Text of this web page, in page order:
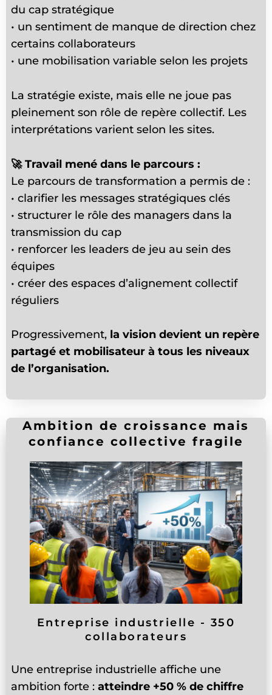
du cap stratégique
• un sentiment de manque de direction chez
certains collaborateurs
• une mobilisation variable selon les projets
La stratégie existe, mais elle ne joue pas
pleinement son rôle de repère collectif. Les
interprétations varient selon les sites.
🚀Travail mené dans le parcours :
Le parcours de transformation a permis de :
• clarifier les messages stratégiques clés
• structurer le rôle des managers dans la
transmission du cap
• renforcer les leaders de jeu au sein des
équipes
• créer des espaces d’alignement collectif
réguliers
Progressivement, la vision devient un repère
partagé et mobilisateur à tous les niveaux
de l’organisation.
Ambition de croissance mais
confiance collective fragile
Entreprise industrielle - 350
collaborateurs
Une entreprise industrielle affiche une
ambition forte : atteindre +50 % de chiffre